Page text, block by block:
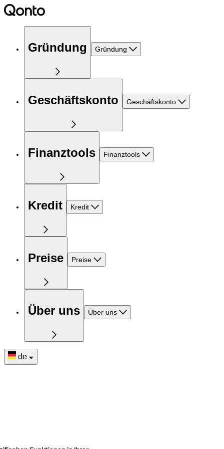
Gründung Gründung
Geschäftskonto Geschäftskonto
Finanztools Finanztools
Kredit Kredit
Preise Preise
Über uns Über uns
de